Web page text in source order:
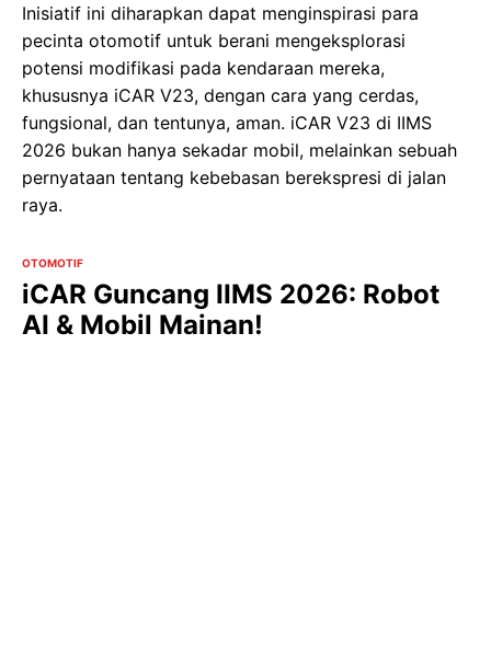
Inisiatif ini diharapkan dapat menginspirasi para
pecinta otomotif untuk berani mengeksplorasi
potensi modifikasi pada kendaraan mereka,
khususnya iCAR V23, dengan cara yang cerdas,
fungsional, dan tentunya, aman. iCAR V23 di IIMS
2026 bukan hanya sekadar mobil, melainkan sebuah
pernyataan tentang kebebasan berekspresi di jalan
raya.
OTOMOTIF
iCAR Guncang IIMS 2026: Robot
AI & Mobil Mainan!